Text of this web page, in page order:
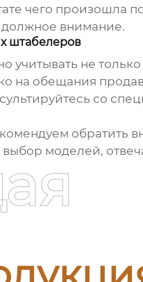
чего произошла
должное внимание.
штабелеров
учитывать не
на обещания
со
обратить
моделей,